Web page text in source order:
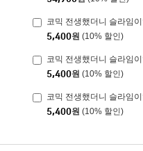
코믹 전생했더니 슬라임
5,400원 (10% 할인)
코믹 전생했더니 슬라임
5,400원 (10% 할인)
코믹 전생했더니 슬라임
5,400원 (10% 할인)